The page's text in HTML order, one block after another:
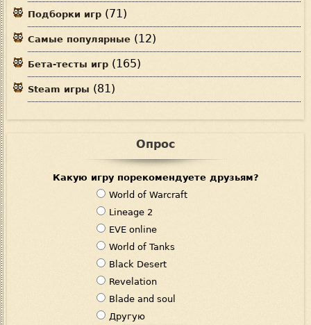
Подборки игр (71)
Самые популярные (12)
Бета-тесты игр (165)
Steam игры (81)
Опрос
Какую игру порекомендуете друзьям?
В
а
р
и
а
н
т
ы
World of Warcraft
Lineage 2
EVE online
World of Tanks
Black Desert
Revelation
Blade and soul
Другую